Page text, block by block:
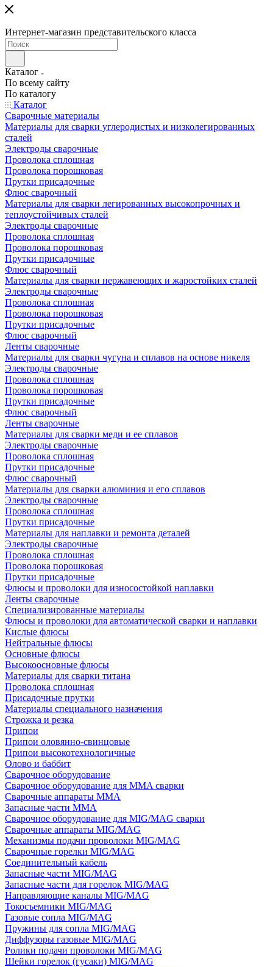
Интернет-магазин представительского класса
Каталог
По всему сайту
По каталогу
Каталог
Сварочные материалы
Материалы для сварки углеродистых и низколегированных
сталей
Электроды сварочные
Проволока сплошная
Проволока порошковая
Прутки присадочные
Флюс сварочный
Материалы для сварки легированных высокопрочных и
теплоустойчивых сталей
Электроды сварочные
Проволока сплошная
Проволока порошковая
Прутки присадочные
Флюс сварочный
Материалы для сварки нержавеющих и жаростойких сталей
Электроды сварочные
Проволока сплошная
Проволока порошковая
Прутки присадочные
Флюс сварочный
Ленты сварочные
Материалы для сварки чугуна и сплавов на основе никеля
Электроды сварочные
Проволока сплошная
Проволока порошковая
Прутки присадочные
Флюс сварочный
Ленты сварочные
Материалы для сварки меди и ее сплавов
Электроды сварочные
Проволока сплошная
Прутки присадочные
Флюс сварочный
Материалы для сварки алюминия и его сплавов
Электроды сварочные
Проволока сплошная
Прутки присадочные
Материалы для наплавки и ремонта деталей
Электроды сварочные
Проволока сплошная
Проволока порошковая
Прутки присадочные
Флюсы и проволоки для износостойкой наплавки
Ленты сварочные
Специализированные материалы
Флюсы и проволоки для автоматической сварки и наплавки
Кислые флюсы
Нейтральные флюсы
Основные флюсы
Высокоосновные флюсы
Материалы для сварки титана
Проволока сплошная
Присадочные прутки
Материалы специального назначения
Строжка и резка
Припои
Припои оловянно-свинцовые
Припои высокотехнологичные
Олово и баббит
Сварочное оборудование
Сварочное оборудование для MMA сварки
Сварочные аппараты MMA
Запасные части MMA
Сварочное оборудование для MIG/MAG сварки
Сварочные аппараты MIG/MAG
Механизмы подачи проволоки MIG/MAG
Сварочные горелки MIG/MAG
Соединительный кабель
Запасные части MIG/MAG
Запасные части для горелок MIG/MAG
Направляющие каналы MIG/MAG
Токосъемники MIG/MAG
Газовые сопла MIG/MAG
Пружины для сопла MIG/MAG
Диффузоры газовые MIG/MAG
Ролики подачи проволоки MIG/MAG
Шейки горелок (гусаки) MIG/MAG